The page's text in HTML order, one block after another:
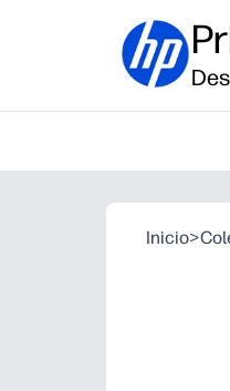
Inicio>